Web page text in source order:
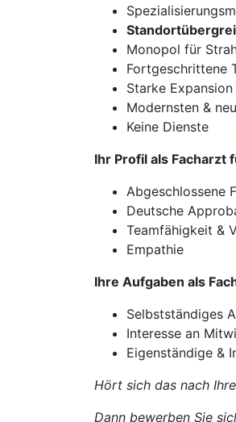
Monopol für
Fortgeschrittene
Starke Expansion
Modernsten &
Keine Dienste
Ihr Profil als Facharzt
Abgeschlossene
Deutsche
Teamfähigkeit &
Empathie
Ihre Aufgaben als
Selbstständiges
Interesse an
Eigenständige &
Hört sich das nach
Dann bewerben Sie